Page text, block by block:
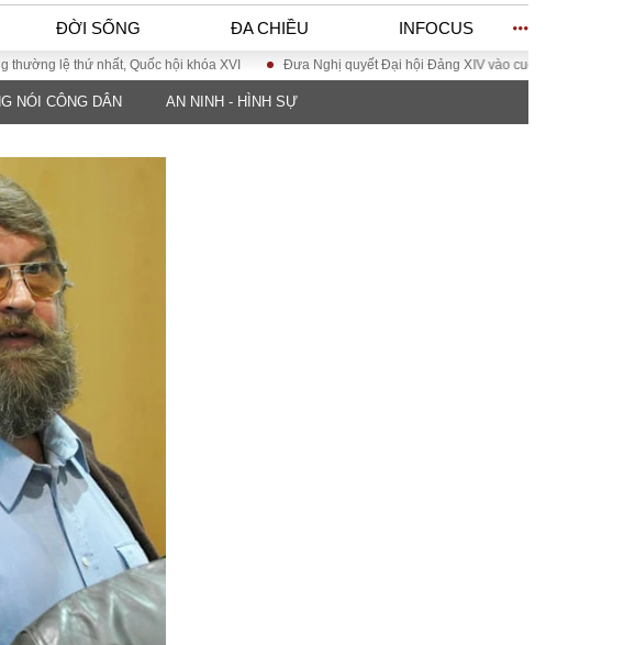
ĐỜI SỐNG ĐA CHIỀU INFOCUS
XÃ HỘI
thứ nhất, Quốc hội khóa XVI Đưa Nghị quyết Đại hội Đảng XIV vào cuộc sống
NÓI CÔNG DÂN AN NINH - HÌNH SỰ